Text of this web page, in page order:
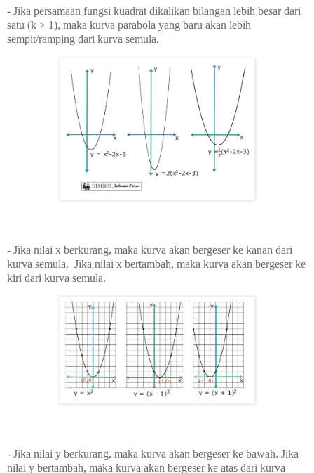
- Jika persamaan fungsi kuadrat dikalikan bilangan lebih besar dari
satu (k > 1), maka kurva parabola yang baru akan lebih
sempit/ramping dari kurva semula.
- Jika nilai x berkurang, maka kurva akan bergeser ke kanan dari
kurva semula. Jika nilai x bertambah, maka kurva akan bergeser ke
kiri dari kurva semula.
- Jika nilai y berkurang, maka kurva akan bergeser ke bawah. Jika
nilai y bertambah, maka kurva akan bergeser ke atas dari kurva